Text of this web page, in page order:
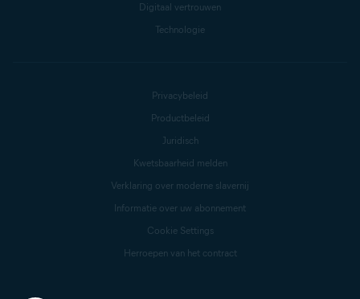
Digitaal vertrouwen
Technologie
Privacybeleid
Productbeleid
Juridisch
Kwetsbaarheid melden
Verklaring over moderne slavernij
Informatie over uw abonnement
Cookie Settings
Herroepen van het contract